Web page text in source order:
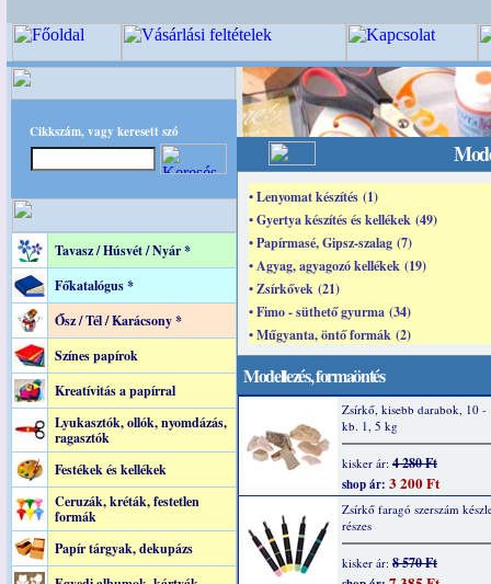
Cikkszám, vagy keresett szó
Tavasz / Húsvét / Nyár *
Főkatalógus *
Ősz / Tél / Karácsony *
Színes papírok
Kreatívitás a papírral
Lyukasztók, ollók, nyomdázás,
ragasztók
Festékek és kellékek
Ceruzák, kréták, festetlen
formák
Papír tárgyak, dekupázs
• Lenyomat készítés (1)
• Gyertya készítés és kellékek (49)
• Papírmasé, Gipsz-szalag (7)
• Agyag, agyagozó kellékek (19)
• Zsírkővek (21)
• Fimo - süthető gyurma (34)
• Műgyanta, öntő formák (2)
Modellezés, formaöntés
Zsírkő, kisebb darabok, 10 -
kb. 1, 5 kg
kisker ár: 4 280 Ft
shop ár: 3 200 Ft
Zsírkő faragó szerszám
részes
kisker ár: 8 570 Ft